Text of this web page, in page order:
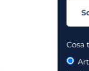
Cosa